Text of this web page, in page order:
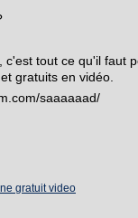
tout ce qu'il faut
gratuits en vidéo.
saaaaaad/
gratuit video